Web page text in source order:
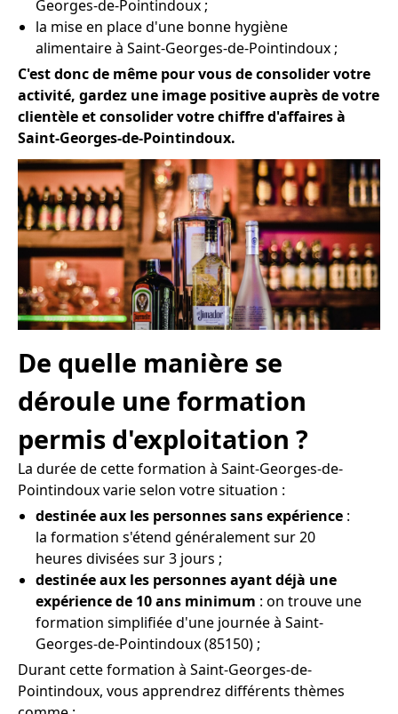
Georges-de-Pointindoux ;
la mise en place d'une bonne hygiène
alimentaire à Saint-Georges-de-Pointindoux ;
C'est donc de même pour vous de consolider votre
activité, gardez une image positive auprès de votre
clientèle et consolider votre chiffre d'affaires à
Saint-Georges-de-Pointindoux.
De quelle manière se
déroule une formation
permis d'exploitation ?
La durée de cette formation à Saint-Georges-de-
Pointindoux varie selon votre situation :
destinée aux les personnes sans expérience :
la formation s'étend généralement sur 20
heures divisées sur 3 jours ;
destinée aux les personnes ayant déjà une
expérience de 10 ans minimum : on trouve une
formation simplifiée d'une journée à Saint-
Georges-de-Pointindoux (85150) ;
Durant cette formation à Saint-Georges-de-
Pointindoux, vous apprendrez différents thèmes